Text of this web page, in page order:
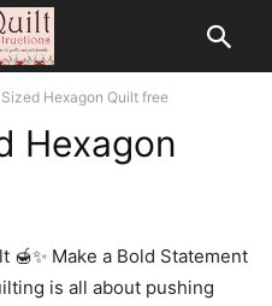
Hexagon Quilt free
Hexagon
🍯✨ Make a Bold Statement
is all about pushing